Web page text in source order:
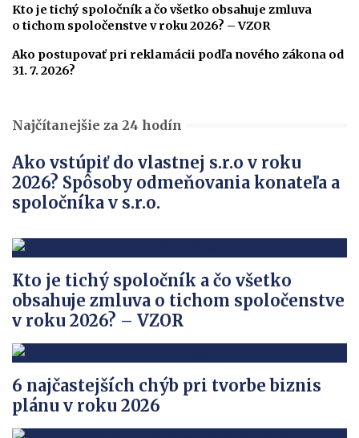
Kto je tichý spoločník a čo všetko obsahuje zmluva
o tichom spoločenstve v roku 2026? – VZOR
Ako postupovať pri reklamácii podľa nového zákona od
31. 7. 2026?
Najčítanejšie za 24 hodín
Ako vstúpiť do vlastnej s.r.o v roku
2026? Spôsoby odmeňovania konateľa a
spoločníka v s.r.o.
Kto je tichý spoločník a čo všetko
obsahuje zmluva o tichom spoločenstve
v roku 2026? – VZOR
6 najčastejších chýb pri tvorbe biznis
plánu v roku 2026